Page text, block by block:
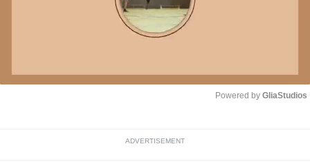
Powered by GliaStudios
ADVERTISEMENT